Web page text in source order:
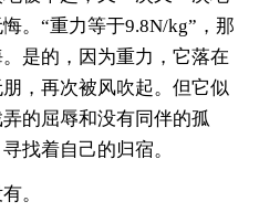
。“重力等于9.8N/kg”，那
是的，因为重力，它落在
，再次被风吹起。但它似
的屈辱和没有同伴的孤
找着自己的归宿。
。